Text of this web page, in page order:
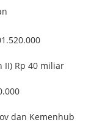
II) Rp 40 miliar
dan Kemenhub